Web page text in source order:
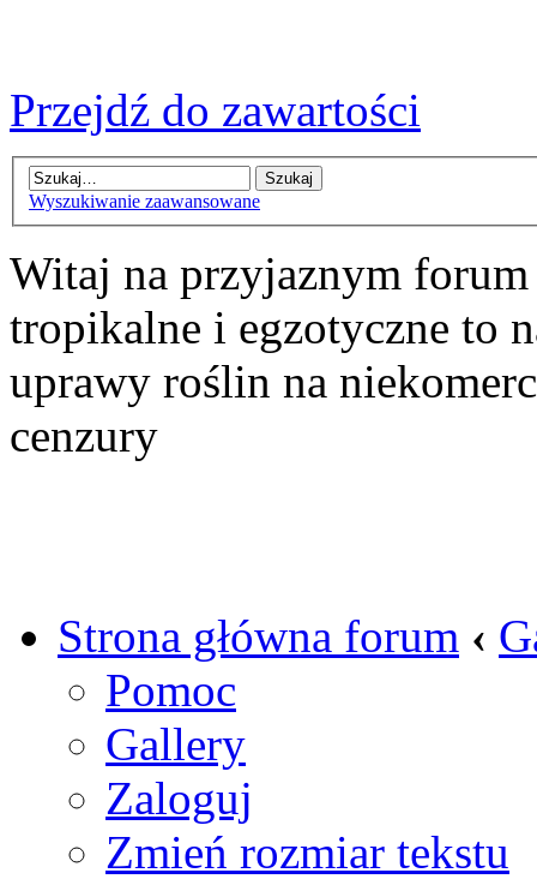
Przejdź do zawartości
Wyszukiwanie zaawansowane
Witaj na przyjaznym
tropikalne i egzotyczne to
uprawy roślin na
cenzury
Strona główna forum ‹
Pomoc
Gallery
Zaloguj
Zmień rozmiar tekstu